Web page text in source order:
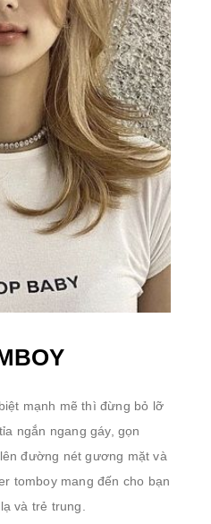
mạnh mẽ thì đừng bỏ lỡ
ngắn ngang gáy, gọn
đường nét gương mặt và
tomboy mang đến cho bạn
và trẻ trung.